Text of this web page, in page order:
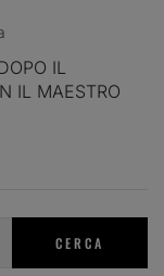
IL
IL MAESTRO